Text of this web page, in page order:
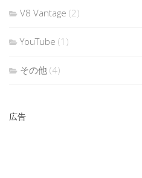
V8 Vantage (2)
YouTube (1)
その他 (4)
広告